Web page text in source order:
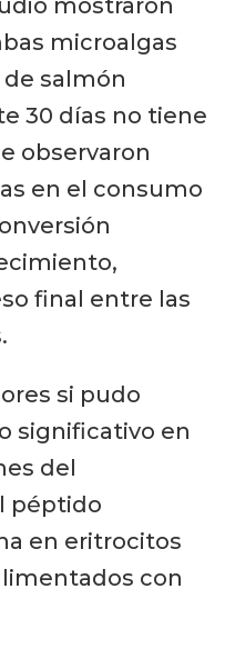
mostraron
microalgas
salmón
30 días no tiene
observaron
en el consumo
final entre las
si pudo
significativo en
del
péptido
en eritrocitos
con